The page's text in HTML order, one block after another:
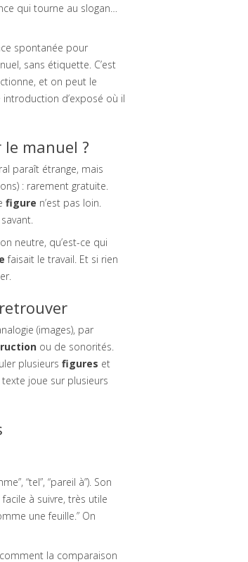
qui tourne au slogan…
spontanée pour
sans étiquette. C’est
et on peut le
d’exposé où il
manuel ?
paraît étrange, mais
: rarement gratuite.
figure n’est pas loin.
neutre, qu’est-ce qui
faisait le travail. Et si rien
(images), par
ou de sonorités.
plusieurs figures et
joue sur plusieurs
“tel”, “pareil à”). Son
à suivre, très utile
une feuille.” On
la comparaison